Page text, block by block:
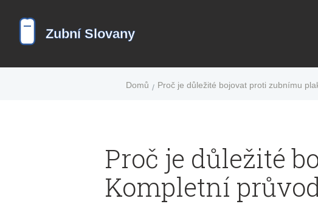
Domů Proč je důležité bojovat proti zubnímu
Proč je důležité
Kompletní